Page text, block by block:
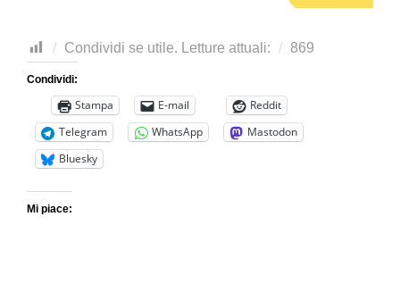
Condividi se utile. Letture attuali: 869
Condividi:
Stampa E-mail
Reddit
Telegram
WhatsApp
Mastodon
Bluesky
Mi piace: